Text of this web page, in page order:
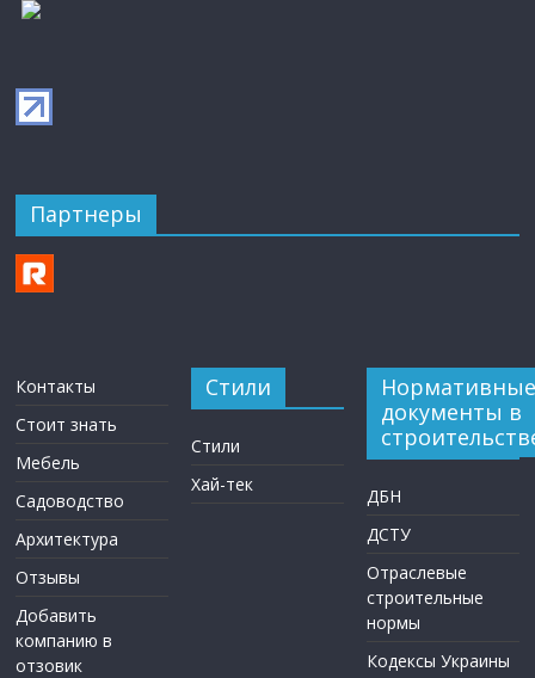
Партнеры
Контакты
Стоит знать
Мебель
Садоводство
Архитектура
Отзывы
Добавить
компанию в
отзовик
Стили
Стили
Хай-тек
Нормативные
документы в
ДБН
ДСТУ
Отраслевые
строительные
нормы
Кодексы Украины